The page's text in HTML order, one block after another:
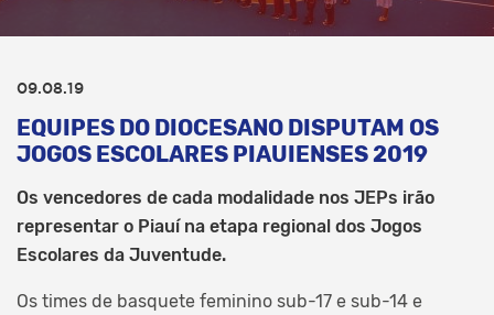
09.08.19
EQUIPES DO DIOCESANO DISPUTAM OS
JOGOS ESCOLARES PIAUIENSES 2019
Os vencedores de cada modalidade nos JEPs irão
representar o Piauí na etapa regional dos Jogos
Escolares da Juventude.
Os times de basquete feminino sub-17 e sub-14 e